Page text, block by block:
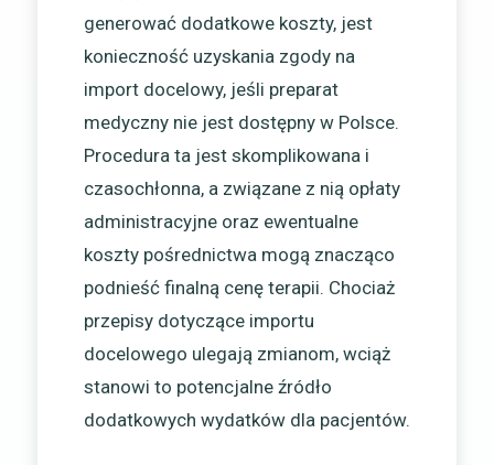
generować dodatkowe koszty, jest
konieczność uzyskania zgody na
import docelowy, jeśli preparat
medyczny nie jest dostępny w Polsce.
Procedura ta jest skomplikowana i
czasochłonna, a związane z nią opłaty
administracyjne oraz ewentualne
koszty pośrednictwa mogą znacząco
podnieść finalną cenę terapii. Chociaż
przepisy dotyczące importu
docelowego ulegają zmianom, wciąż
stanowi to potencjalne źródło
dodatkowych wydatków dla pacjentów.